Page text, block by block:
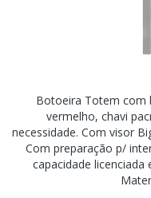
Botoeira Totem com
vermelho, chavi
necessidade. Com visor
Com preparação p/
capacidade